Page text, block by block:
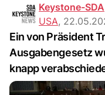
Keystone-SDA
USA,
Ein von Präsident
Ausgabengesetz
knapp